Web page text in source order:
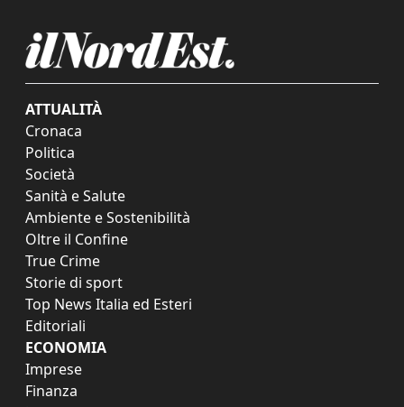
ATTUALITÀ
Cronaca
Politica
Società
Sanità e Salute
Ambiente e Sostenibilità
Oltre il Confine
True Crime
Storie di sport
Top News Italia ed Esteri
Editoriali
ECONOMIA
Imprese
Finanza